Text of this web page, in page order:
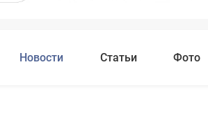
Новости Статьи Фото